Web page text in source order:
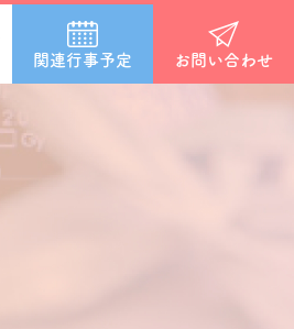
関連行事予定 お問い合わせ